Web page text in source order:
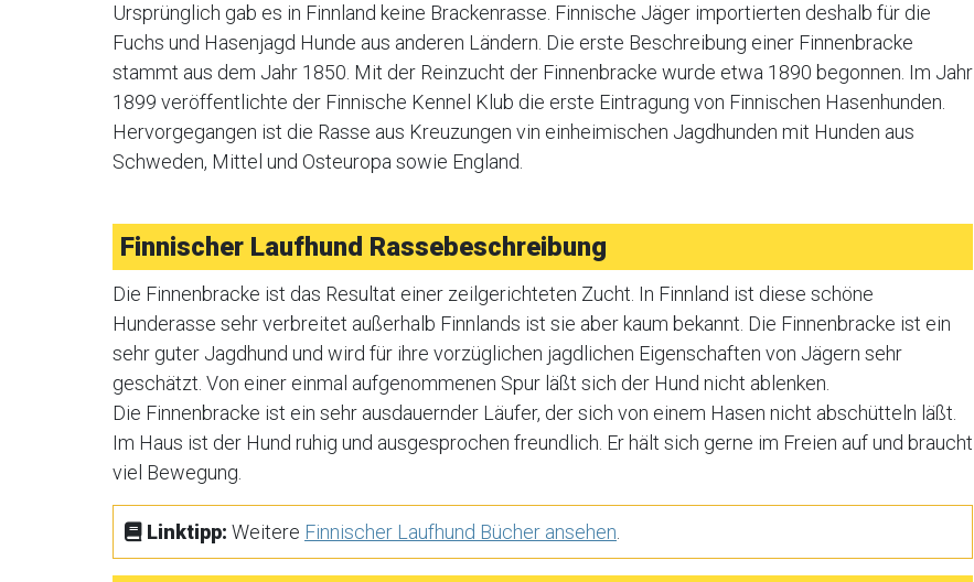
Ursprünglich gab es in Finnland keine Brackenrasse. Finnische Jäger importierten deshalb für die
Fuchs und Hasenjagd Hunde aus anderen Ländern. Die erste Beschreibung einer Finnenbracke
stammt aus dem Jahr 1850. Mit der Reinzucht der Finnenbracke wurde etwa 1890 begonnen. Im Jahr
1899 veröffentlichte der Finnische Kennel Klub die erste Eintragung von Finnischen Hasenhunden.
Hervorgegangen ist die Rasse aus Kreuzungen vin einheimischen Jagdhunden mit Hunden aus
Schweden, Mittel und Osteuropa sowie England.
Finnischer Laufhund Rassebeschreibung
Die Finnenbracke ist das Resultat einer zeilgerichteten Zucht. In Finnland ist diese schöne
Hunderasse sehr verbreitet außerhalb Finnlands ist sie aber kaum bekannt. Die Finnenbracke ist ein
sehr guter Jagdhund und wird für ihre vorzüglichen jagdlichen Eigenschaften von Jägern sehr
geschätzt. Von einer einmal aufgenommenen Spur läßt sich der Hund nicht ablenken.
Die Finnenbracke ist ein sehr ausdauernder Läufer, der sich von einem Hasen nicht abschütteln läßt.
Im Haus ist der Hund ruhig und ausgesprochen freundlich. Er hält sich gerne im Freien auf und braucht
viel Bewegung.
Linktipp: Weitere Finnischer Laufhund Bücher ansehen